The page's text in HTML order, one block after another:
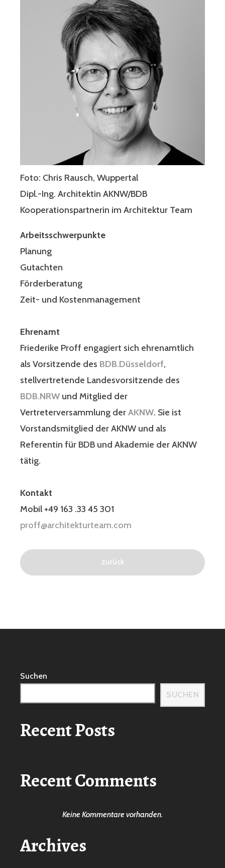
Foto: Chris Rausch, Wuppertal
Dipl.-Ing. Architektin AKNW/BDB
Kooperationspartnerin im Architektur Team
Arbeitsschwerpunkte
Planung
Gutachten
Förderberatung
Zeit- und Kostenmanagement
Ehrenamt
Friederike Proff engagiert sich ehrenamtlich
als Vorsitzende des BDB.Düsseldorf,
stellvertretende Landesvorsitzende des
BDB.NRW und Mitglied der
Vertreterversammlung derAKNW. Sie ist
Vorstandsmitglied der AKNW und als
Referentin für BDB und Akademie der AKNW
tätig.
Kontakt
Mobil +49 163 .33 45 301
proff@architekturteam.com
zurück
Suchen
SUCHEN
Recent Posts
Recent Comments
Keine Kommentare vorhanden.
Archives